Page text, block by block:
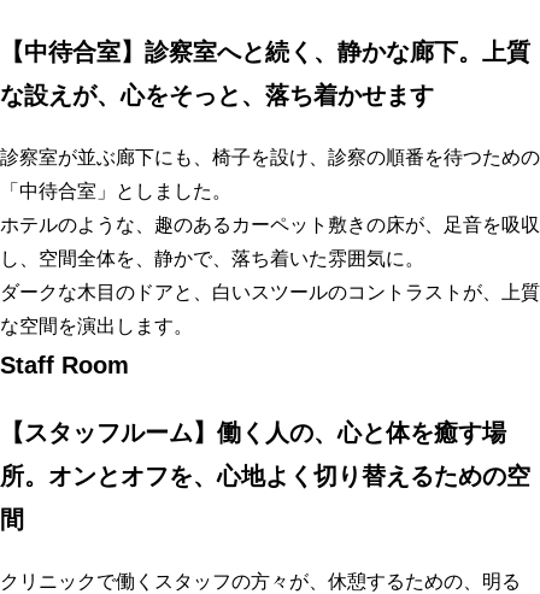
【中待合室】診察室へと続く、静かな廊下。上質
な設えが、心をそっと、落ち着かせます
診察室が並ぶ廊下にも、椅子を設け、診察の順番を待つための
「中待合室」としました。
ホテルのような、趣のあるカーペット敷きの床が、足音を吸収
し、空間全体を、静かで、落ち着いた雰囲気に。
ダークな木目のドアと、白いスツールのコントラストが、上質
な空間を演出します。
Staff Room
【スタッフルーム】働く人の、心と体を癒す場
所。オンとオフを、心地よく切り替えるための空
間
クリニックで働くスタッフの方々が、休憩するための、明る